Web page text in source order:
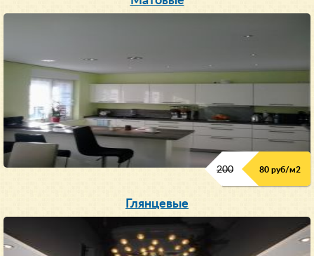
200 80 руб/м2
Глянцевые